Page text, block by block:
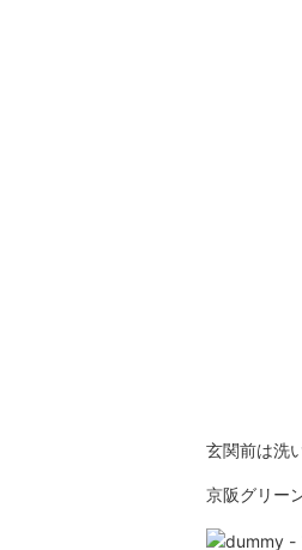
玄関前は洗
京阪グリー